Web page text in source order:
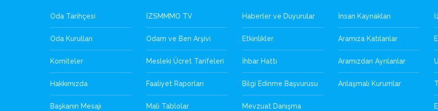
Oda Tarihçesi
Oda Kurulları
Komiteler
Hakkımızda
Başkanın Mesajı
İZSMMMO TV
Odam ve Ben Arşivi
Mesleki Ücret Tarifeleri
Faaliyet Raporları
Mali Tablolar
Haberler ve Duyurular
Etkinlikler
İhbar Hattı
Bilgi Edinme Başvurusu
Mevzuat Danışma
İnsan Kaynakları
Aramıza Katılanlar
Aramızdan Ayrılanlar
Anlaşmalı Kurumlar